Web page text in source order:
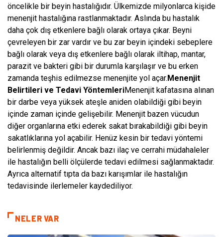
öncelikle bir beyin hastalığıdır. Ülkemizde milyonlarca kişide
menenjit hastalığına rastlanmaktadır. Aslında bu hastalık
daha çok dış etkenlere bağlı olarak ortaya çıkar. Beyni
çevreleyen bir zar vardır ve bu zar beyin içindeki sebeplere
bağlı olarak veya dış etkenlere bağlı olarak iltihap, mantar,
parazit ve bakteri gibi bir durumla karşılaşır ve bu erken
zamanda teşhis edilmezse menenjite yol açar.Menenjit
Belirtileri ve Tedavi YöntemleriMenenjit kafatasına alınan
bir darbe veya yüksek ateşle aniden olabildiği gibi beyin
içinde zaman içinde gelişebilir. Menenjit bazen vücudun
diğer organlarına etki ederek sakat bırakabildiği gibi beyin
sakatlıklarına yol açabilir. Henüz kesin bir tedavi yöntemi
belirlenmiş değildir. Ancak bazı ilaç ve cerrahi müdahaleler
ile hastalığın belli ölçülerde tedavi edilmesi sağlanmaktadır.
Ayrıca alternatif tıpta da bazı karışımlar ile hastalığın
tedavisinde ilerlemeler kaydediliyor.
NELER VAR